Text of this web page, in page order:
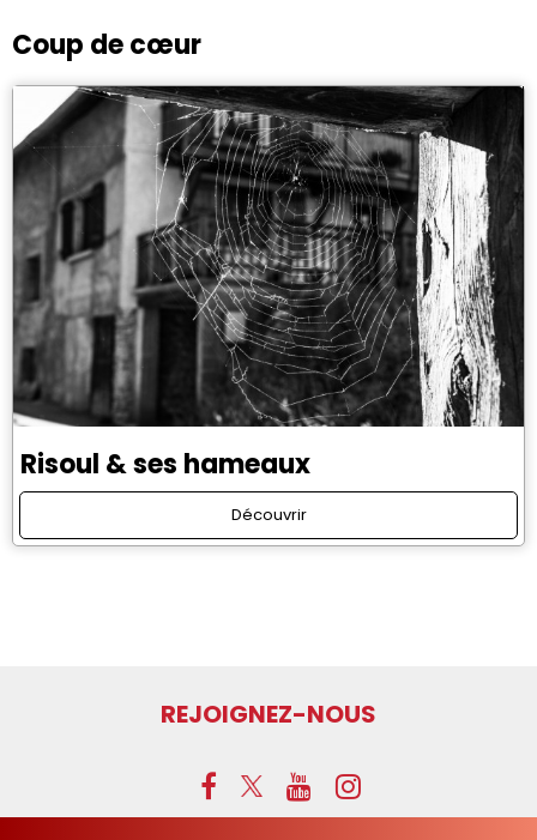
Coup de cœur
Risoul & ses hameaux
Découvrir
REJOIGNEZ-NOUS